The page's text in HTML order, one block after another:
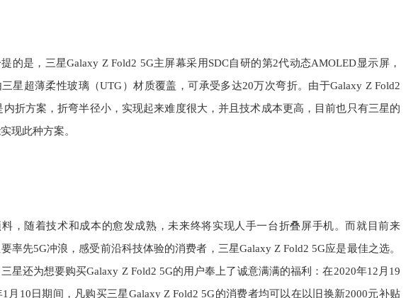
的是，三星Galaxy Z Fold2 5G主屏幕采用SDC自研的第2代动态AMOLED显示屏，
星超薄柔性玻璃（UTG）材质覆盖，可承受多达20万次弯折。由于Galaxy Z Fold2
内折方案，折弯半径小，实现起来难度很大，并且技术成本更高，目前也只有三星的
现此种方案。
，随着技术和成本的愈发成熟，未来终将实现人手一台折叠屏手机。而就目前来
率先5G冲浪，感受前沿科技体验的消费者，三星Galaxy Z Fold2 5G应是最佳之选。
星还为想要购买Galaxy Z Fold2 5G的用户奉上了诚意满满的福利：在2020年12月19
1月10日期间，凡购买三星Galaxy Z Fold2 5G的消费者均可以在以旧换新2000元补贴